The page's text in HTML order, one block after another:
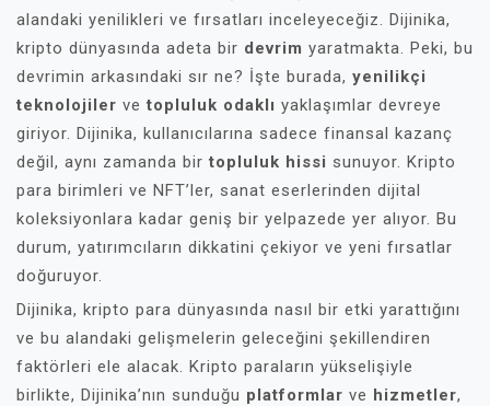
alandaki yenilikleri ve fırsatları inceleyeceğiz. Dijinika,
kripto dünyasında adeta bir devrim yaratmakta. Peki, bu
devrimin arkasındaki sır ne? İşte burada, yenilikçi
teknolojiler vetopluluk odaklı yaklaşımlar devreye
giriyor. Dijinika, kullanıcılarına sadece finansal kazanç
değil, aynı zamanda birtopluluk hissi sunuyor. Kripto
para birimleri ve NFT’ler, sanat eserlerinden dijital
koleksiyonlara kadar geniş bir yelpazede yer alıyor. Bu
durum, yatırımcıların dikkatini çekiyor ve yeni fırsatlar
doğuruyor.
Dijinika, kripto para dünyasında nasıl bir etki yarattığını
ve bu alandaki gelişmelerin geleceğini şekillendiren
faktörleri ele alacak. Kripto paraların yükselişiyle
birlikte, Dijinika’nın sunduğu platformlar ve hizmetler,